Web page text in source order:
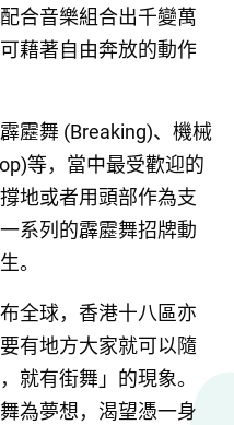
合音樂組合出千變萬
藉著自由奔放的動作
靂舞 (Breaking)、機械
等，當中最受歡迎的
地或者用頭部作為支
系列的霹靂舞招牌動
。
全球，香港十八區亦
有地方大家就可以隨
就有街舞」的現象。
為夢想，渴望憑一身